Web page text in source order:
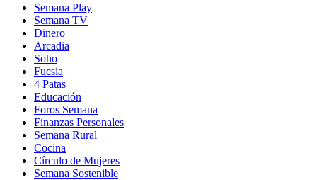
Semana Play
Semana TV
Dinero
Arcadia
Soho
in
new
window
Fucsia
in
new
window
4 Patas
Educación
Foros Semana
Finanzas Personales
Semana Rural
Cocina
Círculo de Mujeres
Semana Sostenible